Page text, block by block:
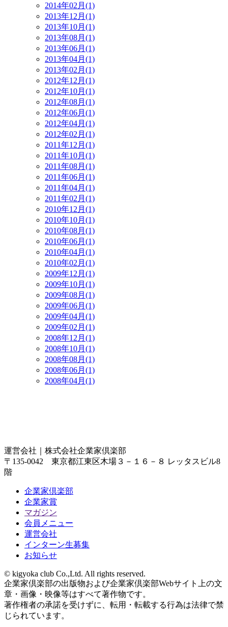
2014年02月(1)
2013年12月(1)
2013年10月(1)
2013年08月(1)
2013年06月(1)
2013年04月(1)
2013年02月(1)
2012年12月(1)
2012年10月(1)
2012年08月(1)
2012年06月(1)
2012年04月(1)
2012年02月(1)
2011年12月(1)
2011年10月(1)
2011年08月(1)
2011年06月(1)
2011年04月(1)
2011年02月(1)
2010年12月(1)
2010年10月(1)
2010年08月(1)
2010年06月(1)
2010年04月(1)
2010年02月(1)
2009年12月(1)
2009年10月(1)
2009年08月(1)
2009年06月(1)
2009年04月(1)
2009年02月(1)
2008年12月(1)
2008年10月(1)
2008年08月(1)
2008年06月(1)
2008年04月(1)
運営会社｜ 株式会社企業家倶楽部
〒135-0042 東京都江東区木場３－１６－８ レッタスビル8
階
企業家倶楽部
企業家賞
マガジン
会員メニュー
運営会社
インターン生募集
お知らせ
© kigyoka club Co.,Ltd. All rights reserved.
企業家倶楽部の出版物および企業家倶楽部Webサイト上の文
章・画像・映像等はすべて著作物です。
著作権者の承諾を受けずに、転用・転載する行為は法律で禁
じられています。